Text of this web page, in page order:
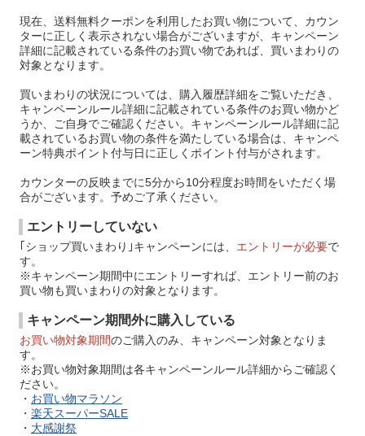
現在、送料無料クーポンを利用したお買い物について、カウン
ターに正しく表示されない場合がございますが、キャンペーン
詳細に記載されている条件のお買い物であれば、買いまわりの
対象となります。
買いまわりの状況については、購入履歴詳細をご覧いただき、
キャンペーンルール詳細に記載されている条件のお買い物かど
うか、ご自身でご確認ください。キャンペーンルール詳細に記
載されているお買い物の条件を満たしている場合は、キャンペ
ーン特典ポイント付与日に正しくポイント付与がされます。
カウンターの反映までに5分から10分程度お時間をいただく場
合がございます。予めご了承ください。
エントリーしていない
｢ショップ買いまわり｣キャンペーンには、 エントリーが必要で
す。
※キャンペーン期間中にエントリーすれば、エントリー前のお
買い物も買いまわりの対象となります。
キャンペーン期間外に購入している
お買い物対象期間のご購入のみ、キャンペーン対象となりま
す。
※お買い物対象期間は各キャンペーンルール詳細からご確認く
ださい。
・ お買い物マラソン
・ 楽天スーパーSALE
・ 大感謝祭